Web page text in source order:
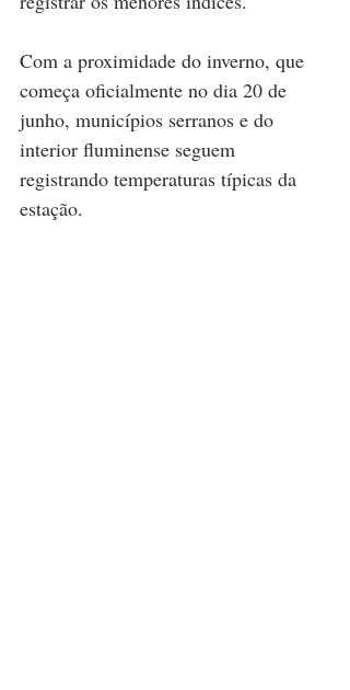
Com a proximidade do inverno, que
começa oficialmente no dia 20 de
junho, municípios serranos e do
interior fluminense seguem
registrando temperaturas típicas da
estação.